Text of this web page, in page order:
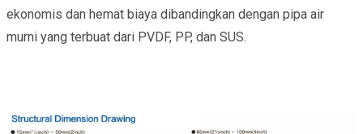
ekonomis dan hemat biaya dibandingkan dengan pipa air
murni yang terbuat dari PVDF, PP, dan SUS.